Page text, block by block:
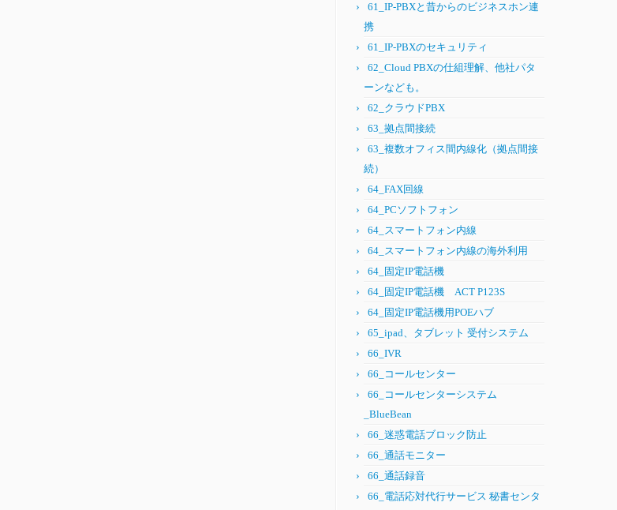
61_IP-PBXと昔からのビジネスホン連
携
61_IP-PBXのセキュリティ
62_Cloud PBXの仕組理解、他社パタ
ーンなども。
62_クラウドPBX
63_拠点間接続
63_複数オフィス間内線化（拠点間接
続）
64_FAX回線
64_PCソフトフォン
64_スマートフォン内線
64_スマートフォン内線の海外利用
64_固定IP電話機
64_固定IP電話機 ACT P123S
64_固定IP電話機用POEハブ
65_ipad、タブレット 受付システム
66_IVR
66_コールセンター
66_コールセンターシステム
_BlueBean
66_迷惑電話ブロック防止
66_通話モニター
66_通話録音
66_電話応対代行サービス 秘書センタ